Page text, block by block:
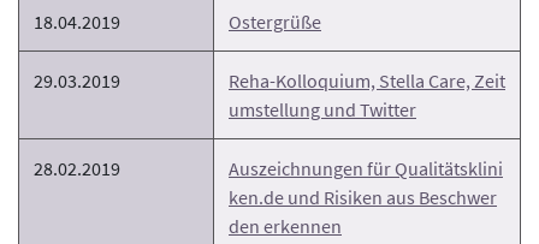
18.04.2019 Ostergrüße
29.03.2019
Reha-Kolloquium, Stella Care, Zeit
umstellung und Twitter
28.02.2019
Auszeichnungen für Qualitätsklini
ken.de und Risiken aus Beschwer
den erkennen